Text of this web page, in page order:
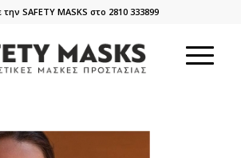
την SAFETY MASKS στο 2810 333899